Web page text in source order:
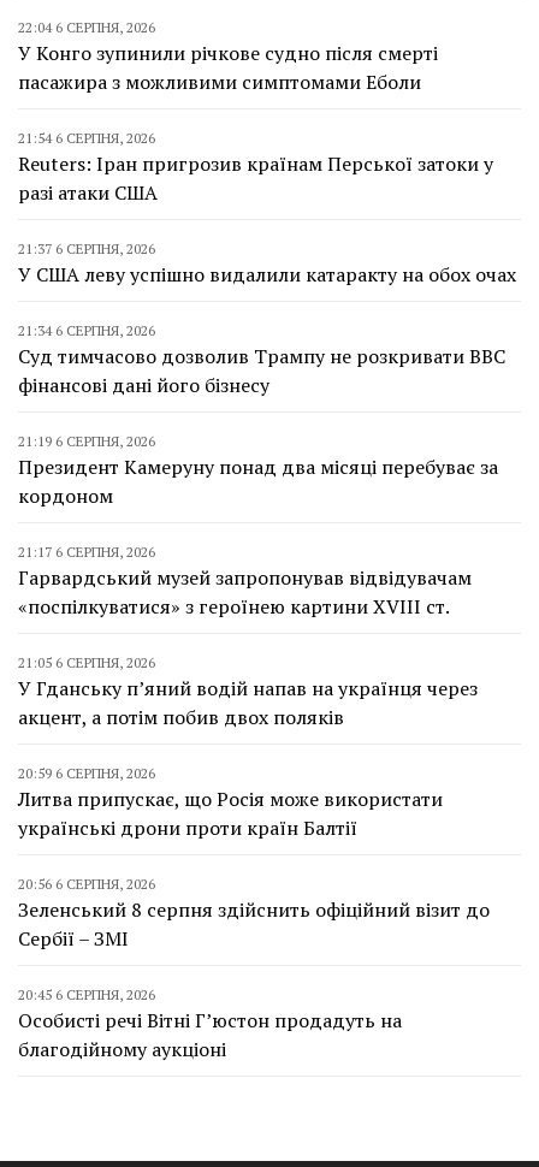
22:04 6 СЕРПНЯ, 2026
У Конго зупинили річкове судно після смерті
пасажира з можливими симптомами Еболи
21:54 6 СЕРПНЯ, 2026
Reuters: Іран пригрозив країнам Перської затоки у
разі атаки США
21:37 6 СЕРПНЯ, 2026
У США леву успішно видалили катаракту на обох очах
21:34 6 СЕРПНЯ, 2026
Суд тимчасово дозволив Трампу не розкривати BBC
фінансові дані його бізнесу
21:19 6 СЕРПНЯ, 2026
Президент Камеруну понад два місяці перебуває за
кордоном
21:17 6 СЕРПНЯ, 2026
Гарвардський музей запропонував відвідувачам
«поспілкуватися» з героїнею картини XVIII ст.
21:05 6 СЕРПНЯ, 2026
У Гданську п’яний водій напав на українця через
акцент, а потім побив двох поляків
20:59 6 СЕРПНЯ, 2026
Литва припускає, що Росія може використати
українські дрони проти країн Балтії
20:56 6 СЕРПНЯ, 2026
Зеленський 8 серпня здійснить офіційний візит до
Сербії – ЗМІ
20:45 6 СЕРПНЯ, 2026
Особисті речі Вітні Г’юстон продадуть на
благодійному аукціоні